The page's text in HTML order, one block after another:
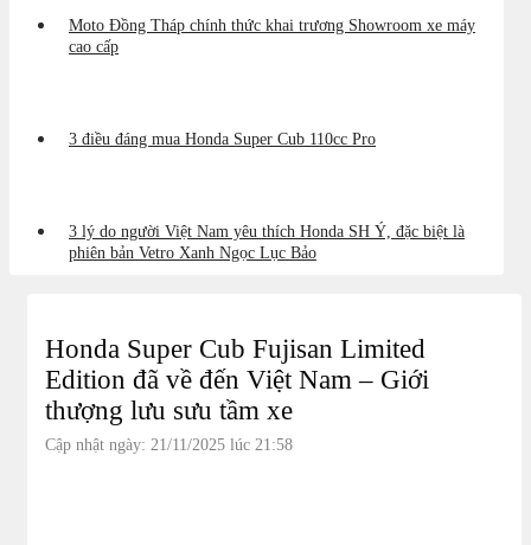
Moto Đồng Tháp chính thức khai trương Showroom xe máy
cao cấp
3 điều đáng mua Honda Super Cub 110cc Pro
3 lý do người Việt Nam yêu thích Honda SH Ý, đặc biệt là
phiên bản Vetro Xanh Ngọc Lục Bảo
Honda Super Cub Fujisan Limited
Edition đã về đến Việt Nam – Giới
thượng lưu sưu tầm xe
Cập nhật ngày: 21/11/2025 lúc 21:58